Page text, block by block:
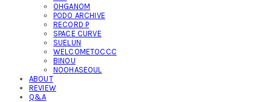
OHGANOM
PODO ARCHIVE
RECORD P
SPACE CURVE
SUELUN
WELCOMETOCCC
BINOU
NOOHASEOUL
ABOUT
REVIEW
Q&A